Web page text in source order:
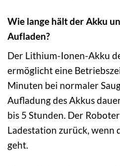
Wie lange hält der Akku
Aufladen?
Der Lithium-Ionen-Akku
ermöglicht eine
Minuten bei normaler
Aufladung des Akkus
bis 5 Stunden. Der
Ladestation zurück, wenn
geht.